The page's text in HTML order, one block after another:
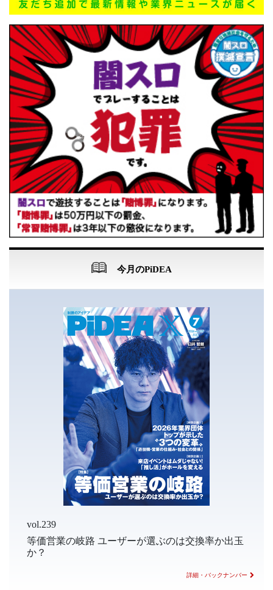
今月のPiDEA
vol.239
等価営業の岐路 ユーザーが選ぶのは交換率か出玉
か？
詳細・バックナンバー